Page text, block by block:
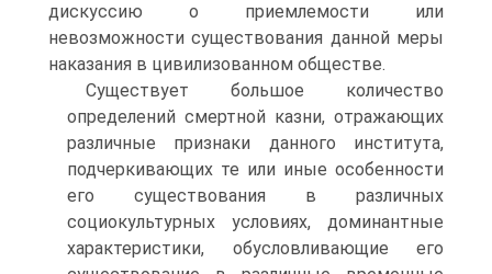
дискуссию о приемлемости или
невозможности существования данной меры
наказания в цивилизованном обществе.
Существует большое количество
определений смертной казни, отражающих
различные признаки данного института,
подчеркивающих те или иные особенности
его существования в различных
социокультурных условиях, доминантные
характеристики, обусловливающие его